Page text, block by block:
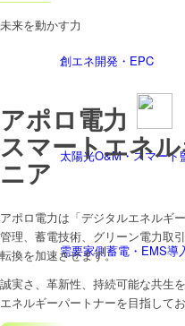
創エネ開発・EPC
太陽光O&M・スマート
需要家側蓄電・EMS導
未来を動かす力
アポロ電力
スマートエネ
ニア
アポロ電力は「デジタルエネルギ
管理、蓄電技術、グリーン電力取
転換を加速させます。
誠実さ、革新性、持続可能な共生
エネルギーパートナーを目指してお